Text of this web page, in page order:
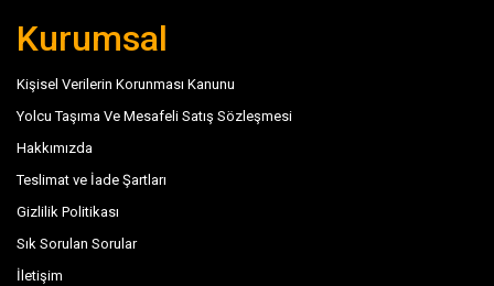
yalnızlık olsun, başlamak için ihtiyacınız olan her şey burada.
Evrensiki'ye nasıl gidilir?
Mümkün olduğunca erken yapacağınız Evrenseki transfer
rezervasyonunuz ile seyahatinizi sorunsuz hale
getirebilirsiniz. Evrenseki transfer ile uçağınız havalimanına
iner inmez özel aracınız sizi havalimanı kapısında
karşılayacaktır.
Daha sonra özel şoförünüz, seyahatiniz için getirdiğiniz
Kurumsal
Kişisel Verilerin Korunması Kanunu
Yolcu Taşıma Ve Mesafeli Satış Sözleşmesi
Hakkımızda
Teslimat ve İade Şartları
Gizlilik Politikası
Sık Sorulan Sorular
İletişim